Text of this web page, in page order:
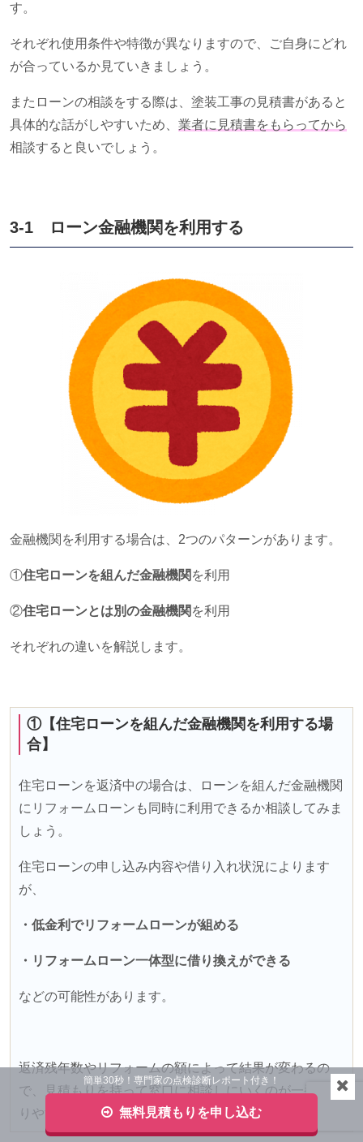
す。
それぞれ使用条件や特徴が異なりますので、ご自身にどれ
が合っているか見ていきましょう。
またローンの相談をする際は、塗装工事の見積書があると
具体的な話がしやすいため、 業者に見積書をもらってから
相談すると良いでしょう。
3-1 ローン金融機関を利用する
金融機関を利用する場合は、 2つのパターンがあります。
①住宅ローンを組んだ金融機関 を利用
②住宅ローンとは別の金融機関 を利用
それぞれの違いを解説します。
①【住宅ローンを組んだ金融機関を利用する場
合】
住宅ローンを返済中の場合は、ローンを組んだ金融機関
にリフォームローンも同時に利用できるか相談してみま
しょう。
住宅ローンの申し込み内容や借り入れ状況によります
が、
・低金利でリフォームローンが組める
・リフォームローン一体型に借り換えができる
などの可能性があります。
返済残年数やリフォームの額によって結果が変わるの
で、
見積もりを持って窓口に相談しにいくのが一番分か
りやすいでしょう。
簡単30秒！専門家の点検診断レポート付き！
無料見積もりを申し込む